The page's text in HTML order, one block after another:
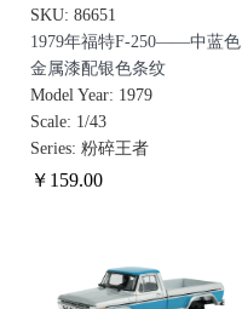
SKU: 86651
1979年福特F-250——中蓝色
金属漆配银色条纹
Model Year: 1979
Scale: 1/43
Series: 粉碎王者
￥ 159.00